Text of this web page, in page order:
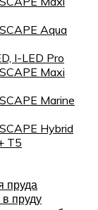
Aqua
I-LED Pro
Maxi
Marine
Hybrid
T5
пруда
пруду